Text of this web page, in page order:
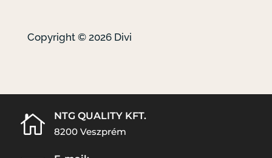
Copyright © 2026 Divi

NTG QUALITY KFT.
8200 Veszprém